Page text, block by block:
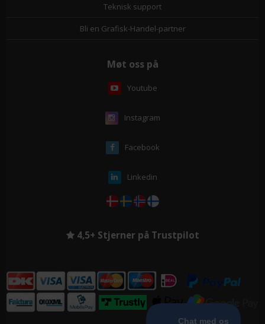
Teknisk support
Bli en Grafisk-Handel-partner
Møt oss på
Youtube
Instagram
Facebook
Linkedin
4,5+ Stjerner på Trustpilot